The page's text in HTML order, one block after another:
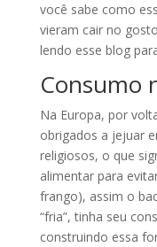
você sabe como
vieram cair no
lendo esse blog
Consumo
Na Europa, por
obrigados a jejuar
religiosos, o que
alimentar para
frango), assim o
“fria”, tinha seu
construindo essa